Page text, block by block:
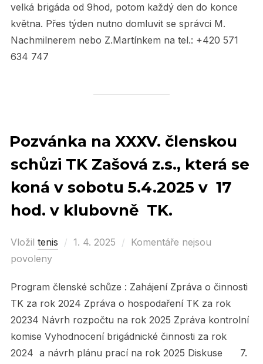
velká brigáda od 9hod, potom každý den do konce
května. Přes týden nutno domluvit se správci M.
Nachmilnerem nebo Z.Martínkem na tel.: +420 571
634 747
Pozvánka na XXXV. členskou
schůzi TK Zašová z.s., která se
koná v sobotu 5.4.2025 v 17
hod. v klubovně TK.
Vložil tenis
Posted
1. 4. 2025
Komentáře nejsou
povoleny
Program členské schůze : Zahájení Zpráva o činnosti
TK za rok 2024 Zpráva o hospodaření TK za rok
20234 Návrh rozpočtu na rok 2025 Zpráva kontrolní
komise Vyhodnocení brigádnické činnosti za rok
2024 a návrh plánu prací na rok 2025 Diskuse 7.